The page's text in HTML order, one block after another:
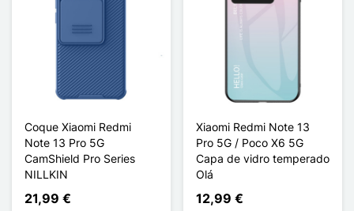
Coque Xiaomi Redmi
Note 13 Pro 5G
CamShield Pro Series
NILLKIN
21,99 €
Xiaomi Redmi Note 13
Pro 5G / Poco X6 5G
Capa de vidro temperado
Olá
12,99 €